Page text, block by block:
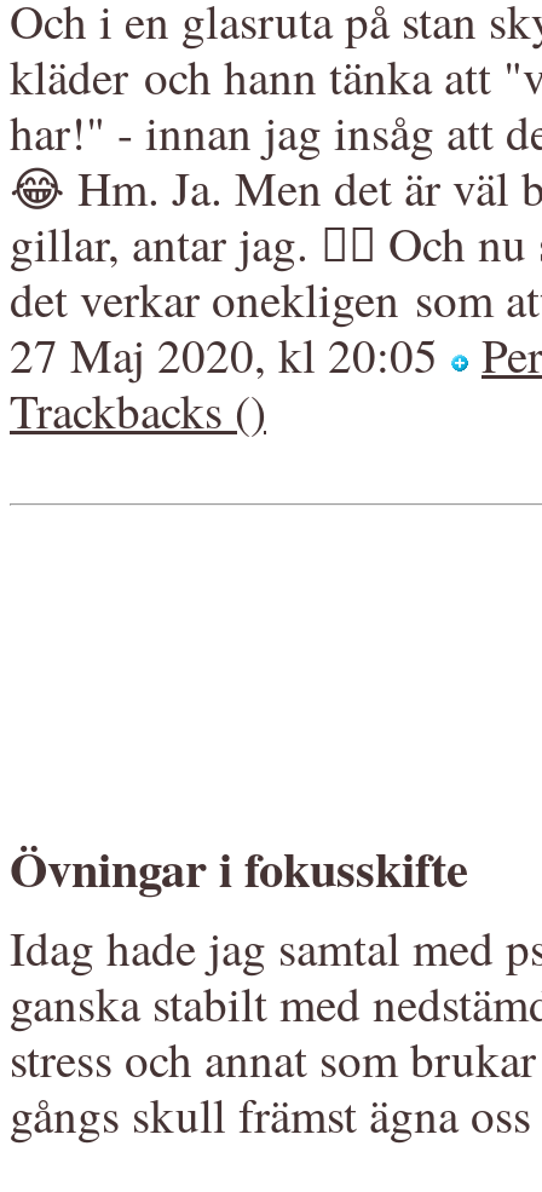
Och i en glasruta på stan
kläder och hann tänka att
har!" - innan jag insåg att
😂 Hm. Ja. Men det är väl
gillar, antar jag. 🤷‍♀️ Och
det verkar onekligen som
27 Maj 2020, kl 20:05
Trackbacks ()
Övningar i fokusskifte
Idag hade jag samtal med
ganska stabilt med
stress och annat som
gångs skull främst ägna